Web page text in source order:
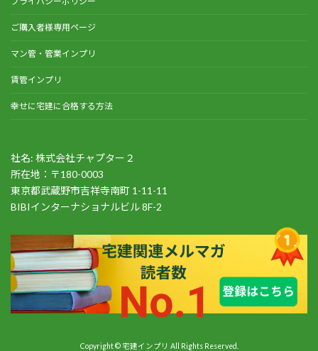
ご購入者様専用ページ
マン管・管業インプリ
賃管インプリ
幸せに宅建に合格する方法
社名: 株式会社チャプター２
所在地：〒180-0003
東京都武蔵野市吉祥寺南町 1-11-11
BIBIインターナショナルビル 8F-2
Copyright © 宅建インプリ All Rights Reserved.